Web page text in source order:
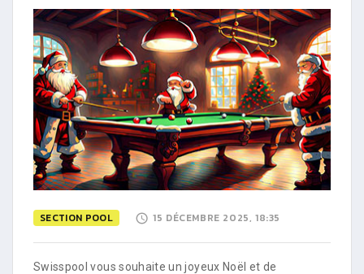
SECTION POOL 15 DÉCEMBRE 2025, 18:35
Swisspool vous souhaite un joyeux Noël et de